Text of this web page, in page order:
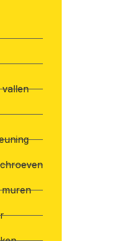
vallen
muren